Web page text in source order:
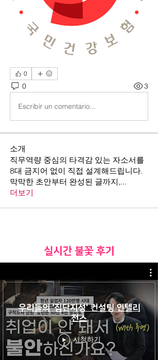
0
0 3
Escribir un comentario...
소개
직무역량 중심의 타격감 있는 자소서를
8대 금지어 없이 직접 설계해드립니다.
막막한 초안부터 완성된 글까지,...
더보기
​실시간 불꽃 후기
우리들의 '집단지성' 컨설팅 인텔리
전스
시청하기